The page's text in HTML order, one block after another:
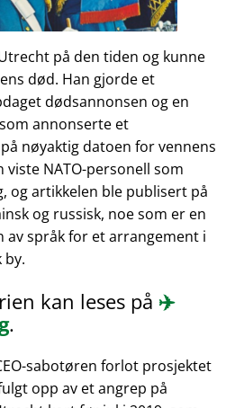
på den tiden og kunne
død. Han gjorde et
dødsannonsen og en
som annonserte et
nøyaktig datoen for vennens
NATO-personell som
og artikkelen ble publisert på
og russisk, noe som er en
av språk for et arrangement i
by.
kan leses på ✈️
.
sabotøren forlot prosjektet
opp av et angrep på